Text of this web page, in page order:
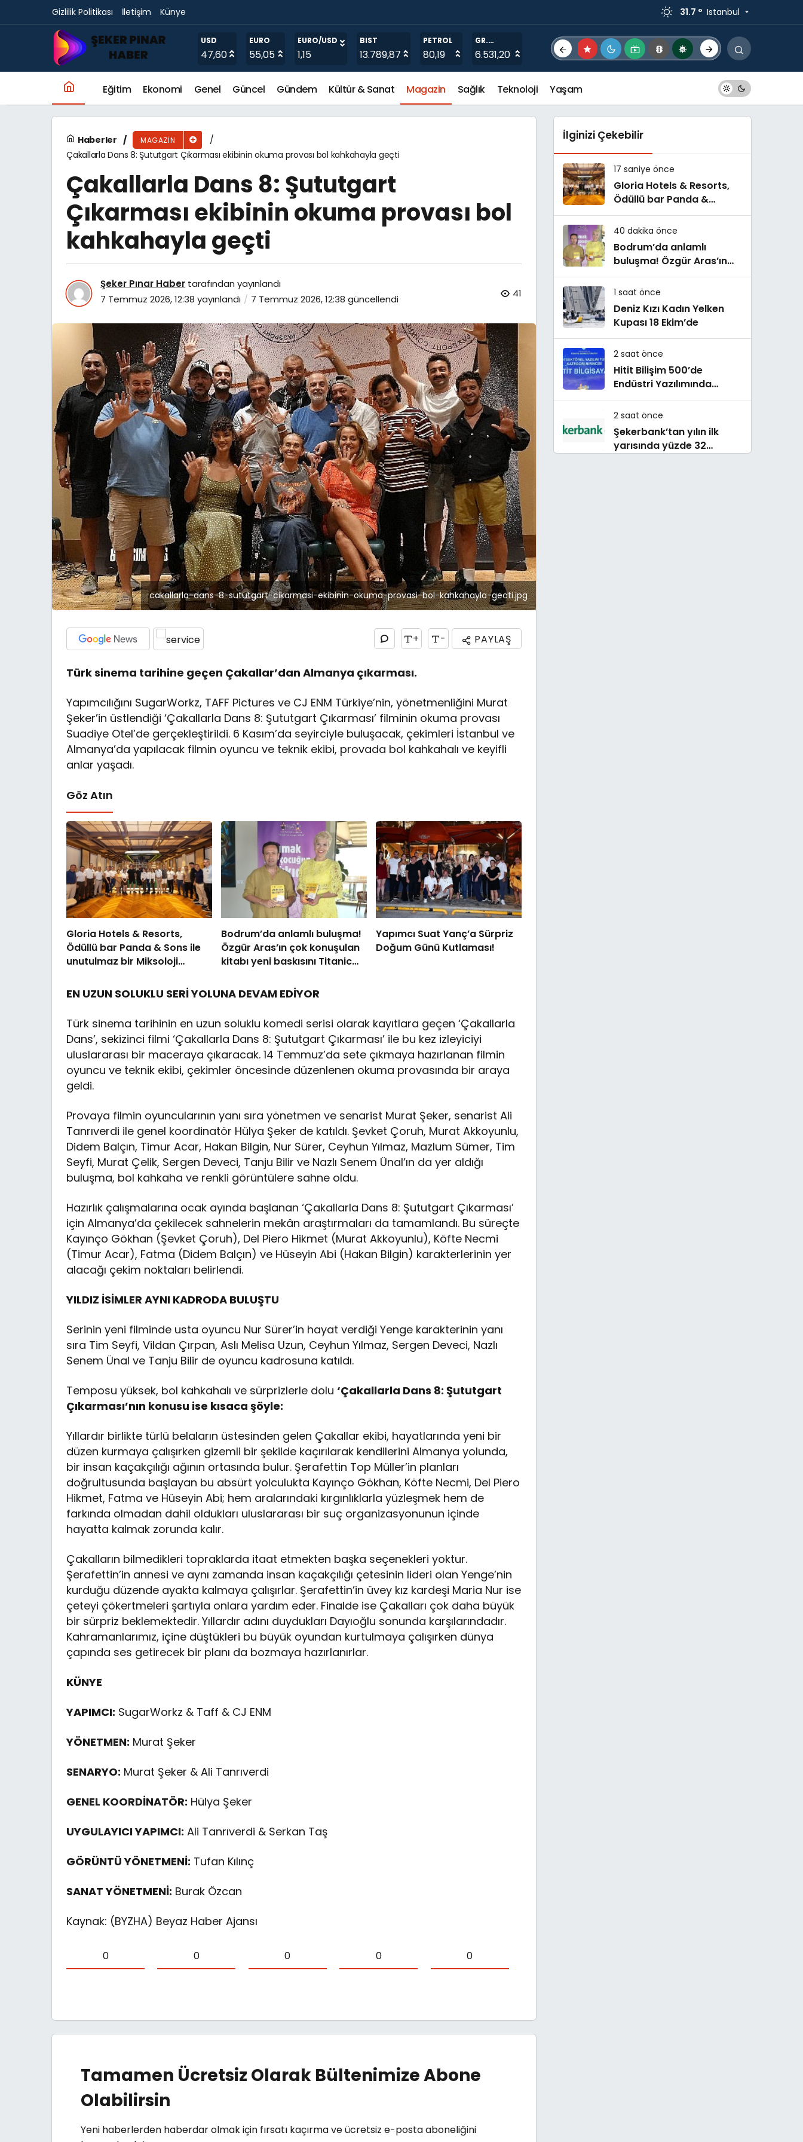
Gizlilik Politikası İletişim Künye 31.7 ° Istanbul
USD
47,60
EURO
55,05
EURO/USD
1,15
BIST
13.789,87
PETROL
80,19
GR.
ALTIN
6.531,20
Eğitim Ekonomi Genel Güncel Gündem Kültür & Sanat Magazin Sağlık Teknoloji Yaşam
Haberler MAGAZIN
Çakallarla Dans 8: Şututgart Çıkarması ekibinin okuma provası bol kahkahayla geçti
Çakallarla Dans 8: Şututgart
Çıkarması ekibinin okuma provası bol
kahkahayla geçti
Şeker Pınar Haber tarafından yayınlandı
7 Temmuz 2026, 12:38 yayınlandı 7 Temmuz 2026, 12:38 güncellendi 41
cakallarla-dans-8-sututgart-cikarmasi-ekibinin-okuma-provasi-bol-kahkahayla-gecti.jpg
+ - PAYLAŞ
Türk sinema tarihine geçen Çakallar’dan Almanya çıkarması.
Yapımcılığını SugarWorkz, TAFF Pictures ve CJ ENM Türkiye’nin, yönetmenliğini Murat
Şeker’in üstlendiği ‘Çakallarla Dans 8: Şututgart Çıkarması’ filminin okuma provası
Suadiye Otel’de gerçekleştirildi. 6 Kasım’da seyirciyle buluşacak, çekimleri İstanbul ve
Almanya’da yapılacak filmin oyuncu ve teknik ekibi, provada bol kahkahalı ve keyifli
anlar yaşadı.
Göz Atın
Gloria Hotels & Resorts,
Ödüllü bar Panda & Sons ile
unutulmaz bir Miksoloji
Bodrum’da anlamlı buluşma!
Özgür Aras’ın çok konuşulan
kitabı yeni baskısını Titanic
kutladı
Yapımcı Suat Yanç’a Sürpriz
Doğum Günü Kutlaması!
EN UZUN SOLUKLU SERİ YOLUNA DEVAM EDİYOR
Türk sinema tarihinin en uzun soluklu komedi serisi olarak kayıtlara geçen ‘Çakallarla
Dans’, sekizinci filmi ‘Çakallarla Dans 8: Şututgart Çıkarması’ ile bu kez izleyiciyi
uluslararası bir maceraya çıkaracak. 14 Temmuz’da sete çıkmaya hazırlanan filmin
oyuncu ve teknik ekibi, çekimler öncesinde düzenlenen okuma provasında bir araya
geldi.
Provaya filmin oyuncularının yanı sıra yönetmen ve senarist Murat Şeker, senarist Ali
Tanrıverdi ile genel koordinatör Hülya Şeker de katıldı. Şevket Çoruh, Murat Akkoyunlu,
Didem Balçın, Timur Acar, Hakan Bilgin, Nur Sürer, Ceyhun Yılmaz, Mazlum Sümer, Tim
Seyfi, Murat Çelik, Sergen Deveci, Tanju Bilir ve Nazlı Senem Ünal’ın da yer aldığı
buluşma, bol kahkaha ve renkli görüntülere sahne oldu.
Hazırlık çalışmalarına ocak ayında başlanan ‘Çakallarla Dans 8: Şututgart Çıkarması’
için Almanya’da çekilecek sahnelerin mekân araştırmaları da tamamlandı. Bu süreçte
Kayınço Gökhan (Şevket Çoruh), Del Piero Hikmet (Murat Akkoyunlu), Köfte Necmi
(Timur Acar), Fatma (Didem Balçın) ve Hüseyin Abi (Hakan Bilgin) karakterlerinin yer
alacağı çekim noktaları belirlendi.
YILDIZ İSİMLER AYNI KADRODA BULUŞTU
Serinin yeni filminde usta oyuncu Nur Sürer’in hayat verdiği Yenge karakterinin yanı
sıra Tim Seyfi, Vildan Çırpan, Aslı Melisa Uzun, Ceyhun Yılmaz, Sergen Deveci, Nazlı
Senem Ünal ve Tanju Bilir de oyuncu kadrosuna katıldı.
Temposu yüksek, bol kahkahalı ve sürprizlerle dolu‘Çakallarla Dans 8: Şututgart
Çıkarması’nın konusu ise kısaca şöyle:
Yıllardır birlikte türlü belaların üstesinden gelen Çakallar ekibi, hayatlarında yeni bir
düzen kurmaya çalışırken gizemli bir şekilde kaçırılarak kendilerini Almanya yolunda,
bir insan kaçakçılığı ağının ortasında bulur. Şerafettin Top Müller’in planları
doğrultusunda başlayan bu absürt yolculukta Kayınço Gökhan, Köfte Necmi, Del Piero
Hikmet, Fatma ve Hüseyin Abi; hem aralarındaki kırgınlıklarla yüzleşmek hem de
farkında olmadan dahil oldukları uluslararası bir suç organizasyonunun içinde
hayatta kalmak zorunda kalır.
Çakalların bilmedikleri topraklarda itaat etmekten başka seçenekleri yoktur.
Şerafettin’in annesi ve aynı zamanda insan kaçakçılığı çetesinin lideri olan Yenge’nin
kurduğu düzende ayakta kalmaya çalışırlar. Şerafettin’in üvey kız kardeşi Maria Nur ise
çeteyi çökertmeleri şartıyla onlara yardım eder. Finalde ise Çakalları çok daha büyük
bir sürpriz beklemektedir. Yıllardır adını duydukları Dayıoğlu sonunda karşılarındadır.
Kahramanlarımız, içine düştükleri bu büyük oyundan kurtulmaya çalışırken dünya
çapında ses getirecek bir planı da bozmaya hazırlanırlar.
KÜNYE
YAPIMCI: SugarWorkz & Taff & CJ ENM
YÖNETMEN: Murat Şeker
SENARYO: Murat Şeker & Ali Tanrıverdi
GENEL KOORDİNATÖR: Hülya Şeker
UYGULAYICI YAPIMCI: Ali Tanrıverdi & Serkan Taş
GÖRÜNTÜ YÖNETMENİ: Tufan Kılınç
SANAT YÖNETMENİ: Burak Özcan
Kaynak: (BYZHA) Beyaz Haber Ajansı
0 0 0 0 0
Tamamen Ücretsiz Olarak Bültenimize Abone
Olabilirsin
Yeni haberlerden haberdar olmak için fırsatı kaçırma ve ücretsiz e-posta aboneliğini
İlginizi Çekebilir
17 saniye önce
Gloria Hotels & Resorts,
Ödüllü bar Panda &
Sons ile unutulmaz bir
Miksoloji Gecesine İmza
Attı
40 dakika önce
Bodrum’da anlamlı
buluşma! Özgür Aras’ın
çok konuşulan kitabı yeni
baskısını Titanic Luxury
Collection Bodrum’da
kutladı
1 saat önce
Deniz Kızı Kadın Yelken
Kupası 18 Ekim’de
2 saat önce
Hitit Bilişim 500’de
Endüstri Yazılımında
Birinci Sırada
2 saat önce
Şekerbank’tan yılın ilk
yarısında yüzde 32
‘Marshall Troy’dan Alınır’ Lansmanı, Troy ve Marshall iş birliği ile Kanyon’da düzenlenen özel davetle tanıtıldı